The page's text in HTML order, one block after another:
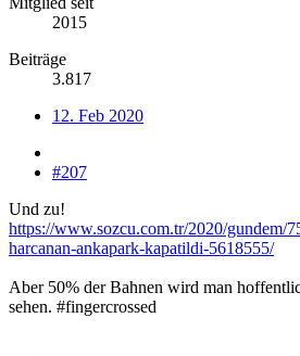
2015
Beiträge
3.817
12. Feb 2020
#207
Und zu!
https://www.sozcu.com.tr/2020/gundem/
harcanan-ankapark-kapatildi-5618555/
Aber 50% der Bahnen wird man
sehen. #fingercrossed